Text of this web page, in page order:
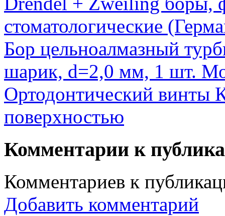
стоматологические
Бор цельноалмазный
шарик, d=2,0 мм, 1 шт.
Ортодонтический
поверхностью
Комментарии к
Комментариев к
Добавить комментарий